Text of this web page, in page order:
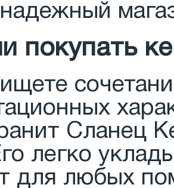
покупать
Сланец
легко
для любых